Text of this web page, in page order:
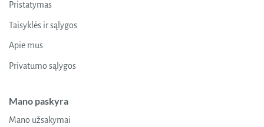
Pristatymas
Taisyklės ir sąlygos
Apie mus
Privatumo sąlygos
Mano paskyra
Mano užsakymai